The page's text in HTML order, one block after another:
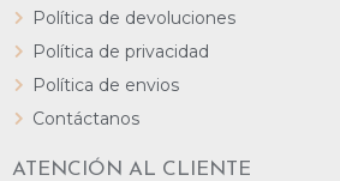
Política de devoluciones
Política de privacidad
Política de envios
Contáctanos
ATENCIÓN AL CLIENTE